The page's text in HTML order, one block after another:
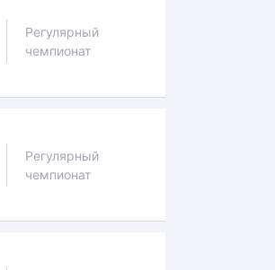
Регулярный
чемпионат
Регулярный
чемпионат